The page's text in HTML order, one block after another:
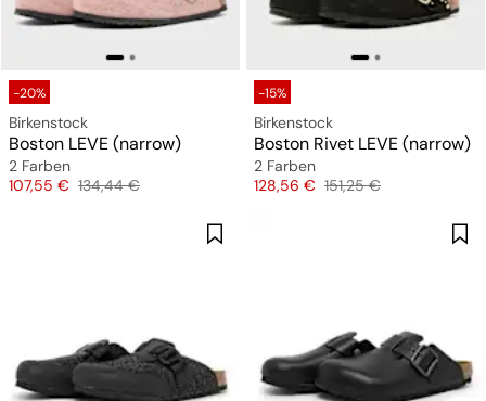
-20%
Birkenstock
Boston LEVE (narrow)
2 Farben
Preis
107,55 € Originalpreis
134,44 €
-15%
Birkenstock
Boston Rivet LEVE (narrow)
2 Farben
Preis
128,56 € Originalpreis
151,25 €